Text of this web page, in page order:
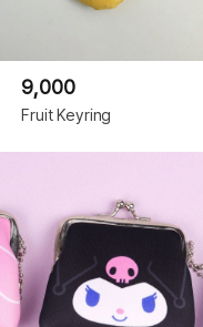
9,000
Fruit Keyring